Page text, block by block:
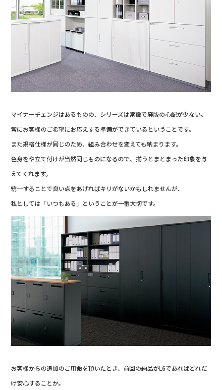
マイナーチェンジはあるものの、シリーズは常設で廃版の心配が少ない。
常にお客様のご希望にお応えする準備ができているということです。
また規格仕様が同じのため、組み合わせを変えても納まります。
色身をや立て付けが当然同じものになるので、揃うとまとまった印象を与
えてくれます。
統一することで良い点をあげればキリがないかもしれませんが、
私としては「いつもある」ということが一番大切です。
お客様からの追加のご用命を頂いたとき、前回の納品がL6であればどれだ
け安心することか。